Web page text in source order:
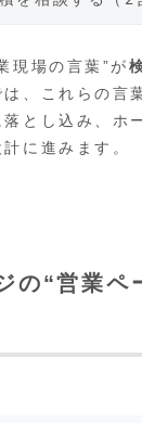
現場の言葉”が
は、これらの言
落とし込み、ホ
に進みます。
の“営業ペ